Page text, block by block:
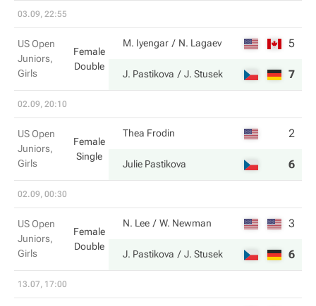
03.09, 22:55
US Open
Juniors,
Girls
Female
Double
M. Iyengar N. Lagaev 5
J. Pastikova J. Stusek 7
02.09, 20:10
US Open
Juniors,
Girls
Female
Single
Thea Frodin 2
Julie Pastikova 6
02.09, 00:30
US Open
Juniors,
Girls
Female
Double
N. Lee W. Newman 3
J. Pastikova J. Stusek 6
13.07, 17:00